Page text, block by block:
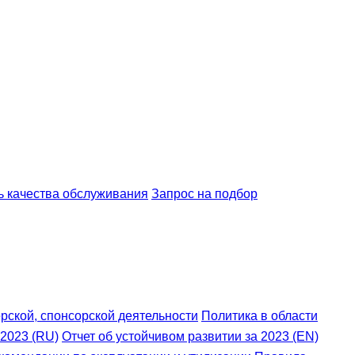
качества обслуживания Запрос на подбор
спонсорской деятельности Политика в области
(RU) Отчет об устойчивом развитии за 2023 (EN)